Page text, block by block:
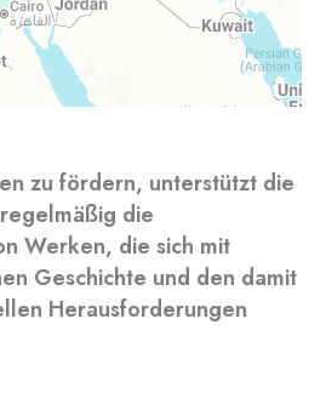
zu fördern, unterstützt die
die
Werken, die sich mit
Geschichte und den damit
Herausforderungen